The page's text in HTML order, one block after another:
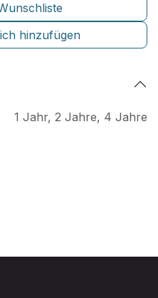
hinzufügen
1 Jahr, 2 Jahre, 4 Jahre